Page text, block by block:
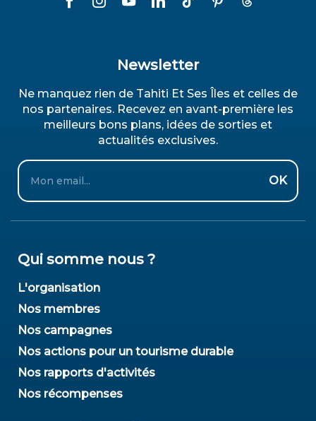
Newsletter
Ne manquez rien de Tahiti Et Ses Îles et celles de
nos partenaires. Recevez en avant-première les
meilleurs bons plans, idées de sorties et
actualités exclusives.
Email
OK
Qui somme nous ?
L'organisation
Nos membres
Nos campagnes
Nos actions pour un tourisme durable
Nos rapports d'activités
Nos récompenses